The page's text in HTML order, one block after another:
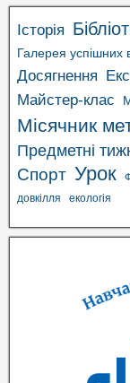
Історія
Галерея успішних
Досягнення
Майстер-клас
Місячник
Предметні
Спорт Урок
довкілля екологія